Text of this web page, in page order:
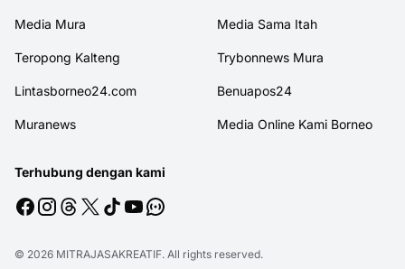
Media Mura Media Sama Itah
Teropong Kalteng Trybonnews Mura
Lintasborneo24.com Benuapos24
Muranews Media Online Kami Borneo
Terhubung dengan kami
© 2026 MITRAJASAKREATIF. All rights reserved.